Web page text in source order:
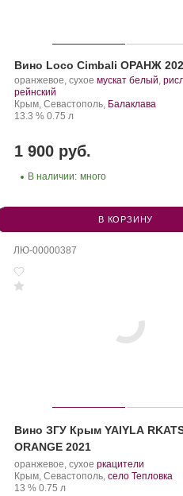
Вино Loco Cimbali ОРАНЖ
Производитель:
Loco
Cimbali
Winery.
оранжевое, сухое .
винограда:
мускат белый,
рейнский
Регион:
Крым, Севастополь, Балаклава
Крепость
13.3 %. Объем
0.75 л
1 900 руб.
В наличии: много
В КОРЗИНУ
ЛЮ-00000387
Вино ЗГУ Крым YAIYLA
ORANGE 2021
Производитель:
YAIYLA.
оранжевое, сухое .
Сорт
ркацители
Регион:
Крым, Севастополь, село Тепловка
Крепость
13 %. Объем
0.75 л